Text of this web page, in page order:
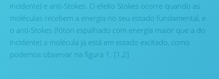
incidente) e anti-Stokes. O efeito Stokes ocorre quando as
moléculas recebem a energia no seu estado fundamental, e
o anti-Stokes (fóton espalhado com energia maior que a do
incidente) a molécula já está em estado excitado, como
podemos observar na figura 1. [1,2]